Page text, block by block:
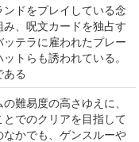
ドをプレイしている念
、呪文カードを独占す
テラに雇われたプレー
トらも誘われている。
る
難易度の高さゆえに、
でのクリアを目指して
かでも、ゲンスルーや